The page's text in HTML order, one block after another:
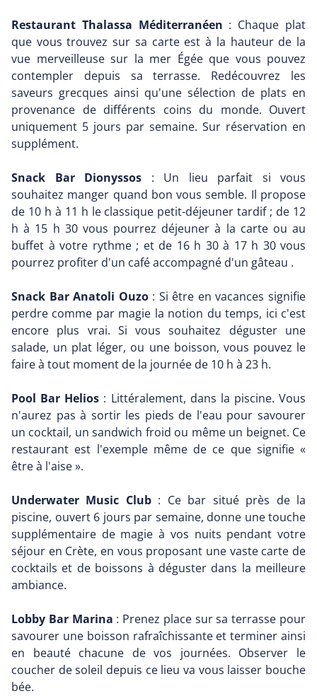
Restaurant Thalassa Méditerranéen : Chaque plat
que vous trouvez sur sa carte est à la hauteur de la
vue merveilleuse sur la mer Égée que vous pouvez
contempler depuis sa terrasse. Redécouvrez les
saveurs grecques ainsi qu'une sélection de plats en
provenance de différents coins du monde. Ouvert
uniquement 5 jours par semaine. Sur réservation en
supplément.
Snack Bar Dionyssos : Un lieu parfait si vous
souhaitez manger quand bon vous semble. Il propose
de 10 h à 11 h le classique petit-déjeuner tardif ; de 12
h à 15 h 30 vous pourrez déjeuner à la carte ou au
buffet à votre rythme ; et de 16 h 30 à 17 h 30 vous
pourrez profiter d'un café accompagné d'un gâteau .
Snack Bar Anatoli Ouzo : Si être en vacances signifie
perdre comme par magie la notion du temps, ici c'est
encore plus vrai. Si vous souhaitez déguster une
salade, un plat léger, ou une boisson, vous pouvez le
faire à tout moment de la journée de 10 h à 23 h.
Pool Bar Helios : Littéralement, dans la piscine. Vous
n'aurez pas à sortir les pieds de l'eau pour savourer
un cocktail, un sandwich froid ou même un beignet. Ce
restaurant est l'exemple même de ce que signifie «
être à l'aise ».
Underwater Music Club : Ce bar situé près de la
piscine, ouvert 6 jours par semaine, donne une touche
supplémentaire de magie à vos nuits pendant votre
séjour en Crète, en vous proposant une vaste carte de
cocktails et de boissons à déguster dans la meilleure
ambiance.
Lobby Bar Marina : Prenez place sur sa terrasse pour
savourer une boisson rafraîchissante et terminer ainsi
en beauté chacune de vos journées. Observer le
coucher de soleil depuis ce lieu va vous laisser bouche
bée.